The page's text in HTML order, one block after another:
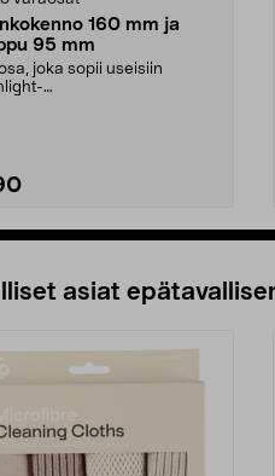
160 mm ja
95 mm
joka sopii useisiin
asiat